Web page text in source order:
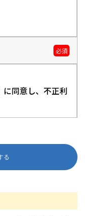
必須
に同意し、不正利